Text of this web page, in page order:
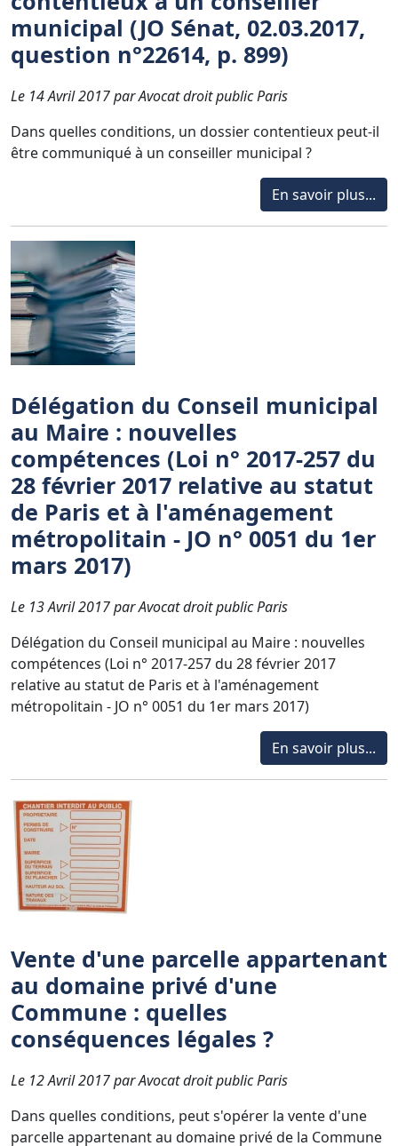
municipal (JO Sénat, 02.03.2017,
question n°22614, p. 899)
Le 14 Avril 2017 par Avocat droit public Paris
Dans quelles conditions, un dossier contentieux peut-il
être communiqué à un conseiller municipal ?
En savoir plus...
Délégation du Conseil municipal
au Maire : nouvelles
compétences (Loi n° 2017-257 du
28 février 2017 relative au statut
de Paris et à l'aménagement
métropolitain - JO n° 0051 du 1er
mars 2017)
Le 13 Avril 2017 par Avocat droit public Paris
Délégation du Conseil municipal au Maire : nouvelles
compétences (Loi n° 2017-257 du 28 février 2017
relative au statut de Paris et à l'aménagement
métropolitain - JO n° 0051 du 1er mars 2017)
En savoir plus...
Vente d'une parcelle appartenant
au domaine privé d'une
Commune : quelles
conséquences légales ?
Le 12 Avril 2017 par Avocat droit public Paris
Dans quelles conditions, peut s'opérer la vente d'une
parcelle appartenant au domaine privé de la Commune